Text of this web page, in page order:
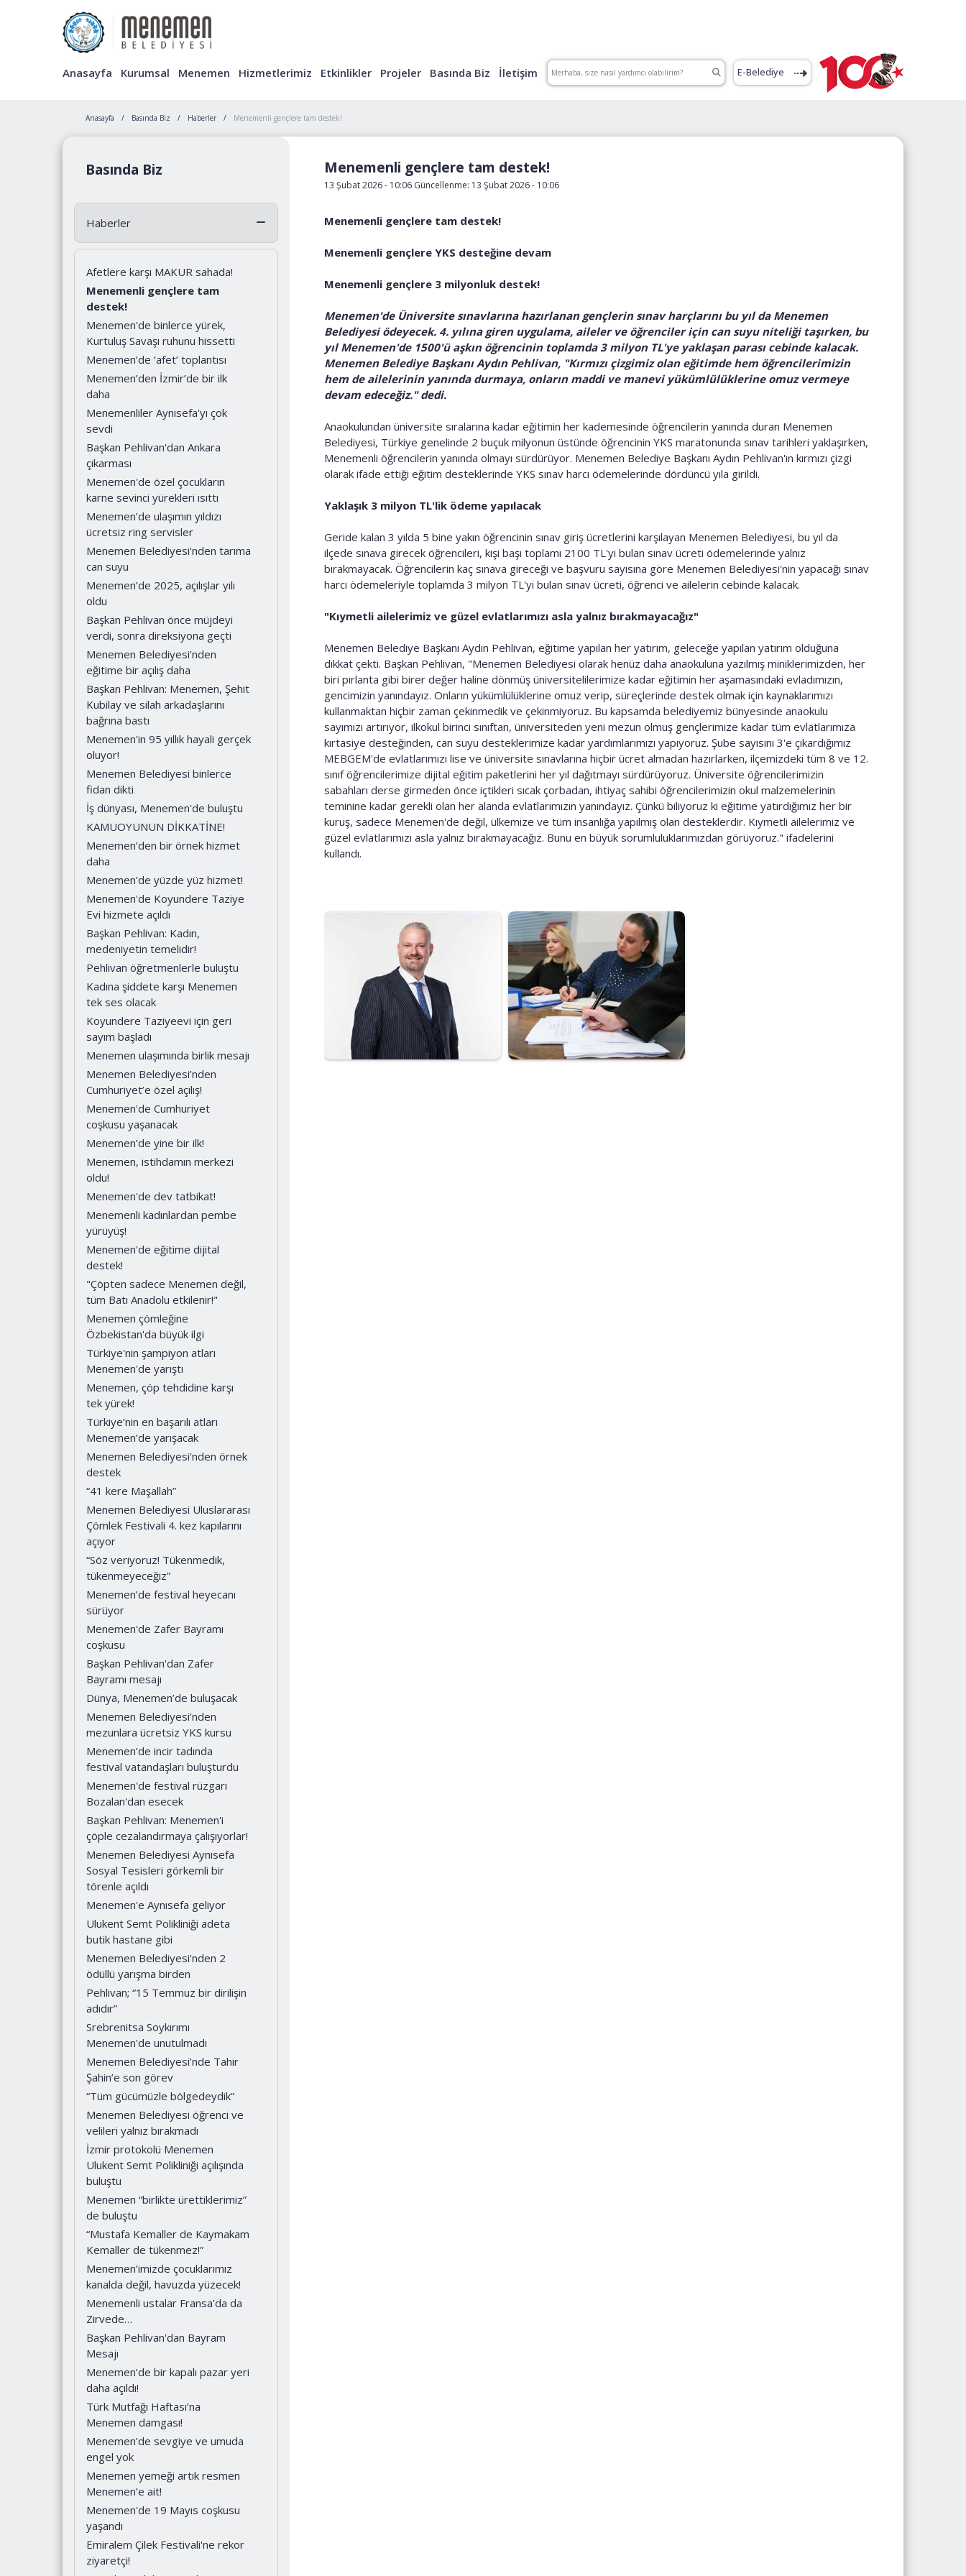
E-Belediye
Anasayfa Kurumsal Menemen Hizmetlerimiz Etkinlikler Projeler Basında Biz İletişim
Anasayfa Basında Biz Haberler Menemenli gençlere tam destek!
Basında Biz
Haberler
Afetlere karşı MAKUR sahada!
Menemenli gençlere tam
destek!
Menemen'de binlerce yürek,
Kurtuluş Savaşı ruhunu hissetti
Menemen’de ‘afet’ toplantısı
Menemen’den İzmir’de bir ilk
daha
Menemenliler Aynısefa'yı çok
sevdi
Başkan Pehlivan'dan Ankara
çıkarması
Menemen'de özel çocukların
karne sevinci yürekleri ısıttı
Menemen’de ulaşımın yıldızı
ücretsiz ring servisler
Menemen Belediyesi'nden tarıma
can suyu
Menemen’de 2025, açılışlar yılı
oldu
Başkan Pehlivan önce müjdeyi
verdi, sonra direksiyona geçti
Menemen Belediyesi’nden
eğitime bir açılış daha
Başkan Pehlivan: Menemen, Şehit
Kubilay ve silah arkadaşlarını
bağrına bastı
Menemen'in 95 yıllık hayali gerçek
oluyor!
Menemen Belediyesi binlerce
fidan dikti
İş dünyası, Menemen'de buluştu
KAMUOYUNUN DİKKATİNE!
Menemen’den bir örnek hizmet
daha
Menemen’de yüzde yüz hizmet!
Menemen'de Koyundere Taziye
Evi hizmete açıldı
Başkan Pehlivan: Kadın,
medeniyetin temelidir!
Pehlivan öğretmenlerle buluştu
Kadına şiddete karşı Menemen
tek ses olacak
Koyundere Taziyeevi için geri
sayım başladı
Menemen ulaşımında birlik mesajı
Menemen Belediyesi’nden
Cumhuriyet’e özel açılış!
Menemen'de Cumhuriyet
coşkusu yaşanacak
Menemen’de yine bir ilk!
Menemen, istihdamın merkezi
oldu!
Menemen'de dev tatbikat!
Menemenli kadınlardan pembe
yürüyüş!
Menemen'de eğitime dijital
destek!
"Çöpten sadece Menemen değil,
tüm Batı Anadolu etkilenir!"
Menemen çömleğine
Özbekistan'da büyük ilgi
Türkiye'nin şampiyon atları
Menemen'de yarıştı
Menemen, çöp tehdidine karşı
tek yürek!
Türkiye’nin en başarılı atları
Menemen’de yarışacak
Menemen Belediyesi'nden örnek
destek
“41 kere Maşallah”
Menemen Belediyesi Uluslararası
Çömlek Festivali 4. kez kapılarını
açıyor
“Söz veriyoruz! Tükenmedik,
tükenmeyeceğiz”
Menemen’de festival heyecanı
sürüyor
Menemen'de Zafer Bayramı
coşkusu
Başkan Pehlivan'dan Zafer
Bayramı mesajı
Dünya, Menemen’de buluşacak
Menemen Belediyesi'nden
mezunlara ücretsiz YKS kursu
Menemen’de incir tadında
festival vatandaşları buluşturdu
Menemen'de festival rüzgarı
Bozalan'dan esecek
Başkan Pehlivan: Menemen'i
çöple cezalandırmaya çalışıyorlar!
Menemen Belediyesi Aynısefa
Sosyal Tesisleri görkemli bir
törenle açıldı
Menemen'e Aynısefa geliyor
Ulukent Semt Polikliniği adeta
butik hastane gibi
Menemen Belediyesi'nden 2
ödüllü yarışma birden
Pehlivan; “15 Temmuz bir dirilişin
adıdır”
Srebrenitsa Soykırımı
Menemen'de unutulmadı
Menemen Belediyesi'nde Tahir
Şahin’e son görev
“Tüm gücümüzle bölgedeydik”
Menemen Belediyesi öğrenci ve
velileri yalnız bırakmadı
İzmir protokolü Menemen
Ulukent Semt Polikliniği açılışında
buluştu
Menemen “birlikte ürettiklerimiz”
de buluştu
“Mustafa Kemaller de Kaymakam
Kemaller de tükenmez!”
Menemen’imizde çocuklarımız
kanalda değil, havuzda yüzecek!
Menemenli ustalar Fransa’da da
Zirvede…
Başkan Pehlivan'dan Bayram
Mesajı
Menemen’de bir kapalı pazar yeri
daha açıldı!
Türk Mutfağı Haftası’na
Menemen damgası!
Menemen’de sevgiye ve umuda
engel yok
Menemen yemeği artık resmen
Menemen’e ait!
Menemen'de 19 Mayıs coşkusu
yaşandı
Emiralem Çilek Festivali'ne rekor
ziyaretçi!
Menemenli gençlere tam destek!
13 Şubat 2026 - 10:06 Güncellenme: 13 Şubat 2026 - 10:06
Menemenli gençlere tam destek!
Menemenli gençlere YKS desteğine devam
Menemenli gençlere 3 milyonluk destek!
Menemen'de Üniversite sınavlarına hazırlanan gençlerin sınav harçlarını bu yıl da Menemen
Belediyesi ödeyecek. 4. yılına giren uygulama, aileler ve öğrenciler için can suyu niteliği taşırken, bu
yıl Menemen'de 1500'ü aşkın öğrencinin toplamda 3 milyon TL'ye yaklaşan parası cebinde kalacak.
Menemen Belediye Başkanı Aydın Pehlivan, "Kırmızı çizgimiz olan eğitimde hem öğrencilerimizin
hem de ailelerinin yanında durmaya, onların maddi ve manevi yükümlülüklerine omuz vermeye
devam edeceğiz." dedi.
Anaokulundan üniversite sıralarına kadar eğitimin her kademesinde öğrencilerin yanında duran Menemen
Belediyesi, Türkiye genelinde 2 buçuk milyonun üstünde öğrencinin YKS maratonunda sınav tarihleri yaklaşırken,
Menemenli öğrencilerin yanında olmayı sürdürüyor. Menemen Belediye Başkanı Aydın Pehlivan'ın kırmızı çizgi
olarak ifade ettiği eğitim desteklerinde YKS sınav harcı ödemelerinde dördüncü yıla girildi.
Yaklaşık 3 milyon TL'lik ödeme yapılacak
Geride kalan 3 yılda 5 bine yakın öğrencinin sınav giriş ücretlerini karşılayan Menemen Belediyesi, bu yıl da
ilçede sınava girecek öğrencileri, kişi başı toplamı 2100 TL'yi bulan sınav ücreti ödemelerinde yalnız
bırakmayacak. Öğrencilerin kaç sınava gireceği ve başvuru sayısına göre Menemen Belediyesi'nin yapacağı sınav
harcı ödemeleriyle toplamda 3 milyon TL'yi bulan sınav ücreti, öğrenci ve ailelerin cebinde kalacak.
"Kıymetli ailelerimiz ve güzel evlatlarımızı asla yalnız bırakmayacağız"
Menemen Belediye Başkanı Aydın Pehlivan, eğitime yapılan her yatırım, geleceğe yapılan yatırım olduğuna
dikkat çekti. Başkan Pehlivan, "Menemen Belediyesi olarak henüz daha anaokuluna yazılmış miniklerimizden, her
biri pırlanta gibi birer değer haline dönmüş üniversitelilerimize kadar eğitimin her aşamasındaki evladımızın,
gencimizin yanındayız. Onların yükümlülüklerine omuz verip, süreçlerinde destek olmak için kaynaklarımızı
kullanmaktan hiçbir zaman çekinmedik ve çekinmiyoruz. Bu kapsamda belediyemiz bünyesinde anaokulu
sayımızı artırıyor, ilkokul birinci sınıftan, üniversiteden yeni mezun olmuş gençlerimize kadar tüm evlatlarımıza
kırtasiye desteğinden, can suyu desteklerimize kadar yardımlarımızı yapıyoruz. Şube sayısını 3'e çıkardığımız
MEBGEM'de evlatlarımızı lise ve üniversite sınavlarına hiçbir ücret almadan hazırlarken, ilçemizdeki tüm 8 ve 12.
sınıf öğrencilerimize dijital eğitim paketlerini her yıl dağıtmayı sürdürüyoruz. Üniversite öğrencilerimizin
sabahları derse girmeden önce içtikleri sıcak çorbadan, ihtiyaç sahibi öğrencilerimizin okul malzemelerinin
teminine kadar gerekli olan her alanda evlatlarımızın yanındayız. Çünkü biliyoruz ki eğitime yatırdığımız her bir
kuruş, sadece Menemen'de değil, ülkemize ve tüm insanlığa yapılmış olan desteklerdir. Kıymetli ailelerimiz ve
güzel evlatlarımızı asla yalnız bırakmayacağız. Bunu en büyük sorumluluklarımızdan görüyoruz." ifadelerini
kullandı.